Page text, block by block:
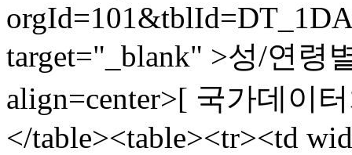
target="_blank" >성/연령
align=center>[ 국가데이
</table><table><tr><td